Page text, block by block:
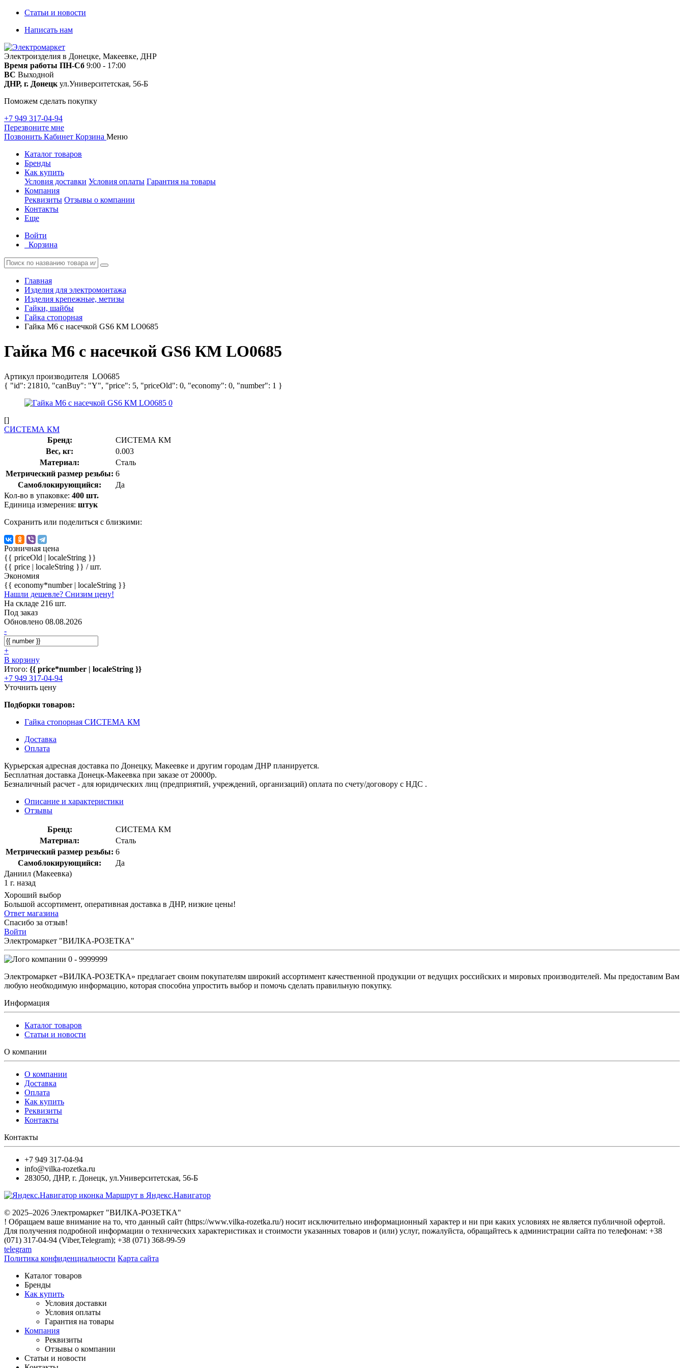
Статьи и новости
Написать нам
Электроизделия в Донецке, Макеевке, ДНР
Время работы ПН-Сб 9:00 - 17:00
ВС Выходной
ДНР, г. Донецк ул.Университетская, 56-Б
Поможем сделать покупку
+7 949 317-04-94
Перезвоните мне
Позвонить Кабинет Корзина Меню
Каталог товаров
Бренды
Как купить
Условия доставки Условия оплаты Гарантия на товары
Компания
Реквизиты Отзывы о компании
Контакты
Еще
Войти
Корзина
Главная
Изделия для электромонтажа
Изделия крепежные, метизы
Гайки, шайбы
Гайка стопорная
Гайка М6 с насечкой GS6 КМ LO0685
Гайка М6 с насечкой GS6 КМ LO0685
Артикул производителя LO0685
{ "id": 21810, "canBuy": "Y", "price": 5, "priceOld": 0, "economy": 0, "number": 1 }
[]
СИСТЕМА КМ
Бренд:
СИСТЕМА КМ
Вес, кг:
0.003
Материал:
Сталь
Метрический размер резьбы: 6
Самоблокирующийся:
Да
Кол-во в упаковке: 400 шт.
Единица измерения: штук
Сохранить или поделиться с близкими:
Розничная цена
{{ priceOld | localeString }}
{{ price | localeString }} / шт.
Экономия
{{ economy*number | localeString }}
Нашли дешевле? Снизим цену!
На складе 216 шт.
Под заказ
Обновлено 08.08.2026
-
+
В корзину
Итого: {{ price*number | localeString }}
+7 949 317-04-94
Уточнить цену
Подборки товаров:
Гайка стопорная СИСТЕМА КМ
Доставка
Оплата
Курьерская адресная доставка по Донецку, Макеевке и другим городам ДНР планируется.
Бесплатная доставка Донецк-Макеевка при заказе от 20000р.
Безналичный расчет - для юридических лиц (предприятий, учреждений, организаций) оплата по счету/договору с НДС .
Описание и характеристики
Отзывы
Бренд:
СИСТЕМА КМ
Материал:
Сталь
Метрический размер резьбы: 6
Самоблокирующийся:
Да
Даниил (Макеевка)
1 г. назад
Хороший выбор
Большой ассортимент, оперативная доставка в ДНР, низкие цены!
Ответ магазина
Спасибо за отзыв!
Войти
Электромаркет "ВИЛКА-РОЗЕТКА"
0 - 9999999
Электромаркет «ВИЛКА-РОЗЕТКА» предлагает своим покупателям широкий ассортимент качественной продукции от ведущих российских и мировых производителей. Мы предоставим Вам
любую необходимую информацию, которая способна упростить выбор и помочь сделать правильную покупку.
Информация
Каталог товаров
Статьи и новости
О компании
О компании
Доставка
Оплата
Как купить
Реквизиты
Контакты
Контакты
+7 949 317-04-94
info@vilka-rozetka.ru
283050, ДНР, г. Донецк, ул.Университетская, 56-Б
Маршрут в Яндекс.Навигатор
© 2025–2026 Электромаркет "ВИЛКА-РОЗЕТКА"
! Обращаем ваше внимание на то, что данный сайт (https://www.vilka-rozetka.ru/) носит исключительно информационный характер и ни при каких условиях не является публичной офертой.
Для получения подробной информации о технических характеристиках и стоимости указанных товаров и (или) услуг, пожалуйста, обращайтесь к администрации сайта по телефонам: +38
(071) 317-04-94 (Viber,Telegram); +38 (071) 368-99-59
telegram
Политика конфиденциальности Карта сайта
Каталог товаров
Бренды
Как купить
Условия доставки
Условия оплаты
Гарантия на товары
Компания
Реквизиты
Отзывы о компании
Статьи и новости